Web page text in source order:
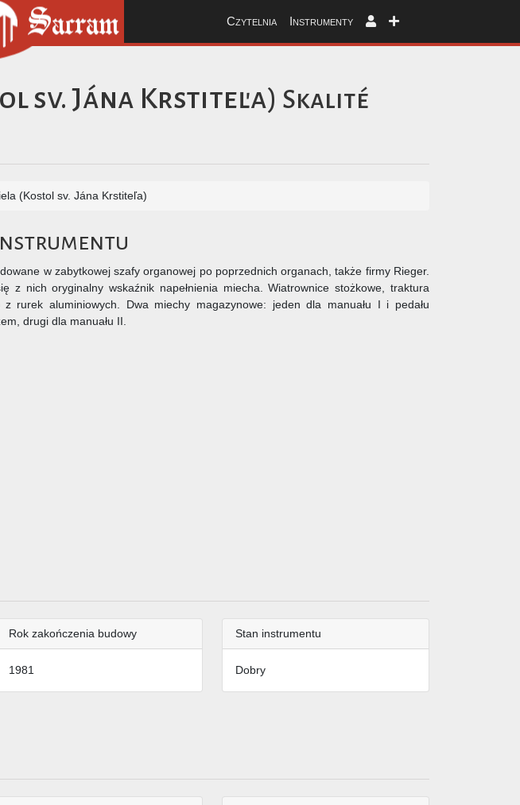
Czytelnia Instrumenty
sv. Jána Krstiteľa) Skalité
(Kostol sv. Jána Krstiteľa)
w zabytkowej szafy organowej po poprzednich organach, także firmy Rieger.
z nich oryginalny wskaźnik napełnienia miecha. Wiatrownice stożkowe, traktura
z rurek aluminiowych. Dwa miechy magazynowe: jeden dla manuału I i pedału
drugi dla manuału II.
Rok zakończenia budowy
1981
Stan instrumentu
Dobry